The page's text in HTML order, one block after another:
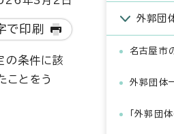
で印刷
の条件に該
ことをう
外郭団
名古屋市
外郭団体
「外郭団